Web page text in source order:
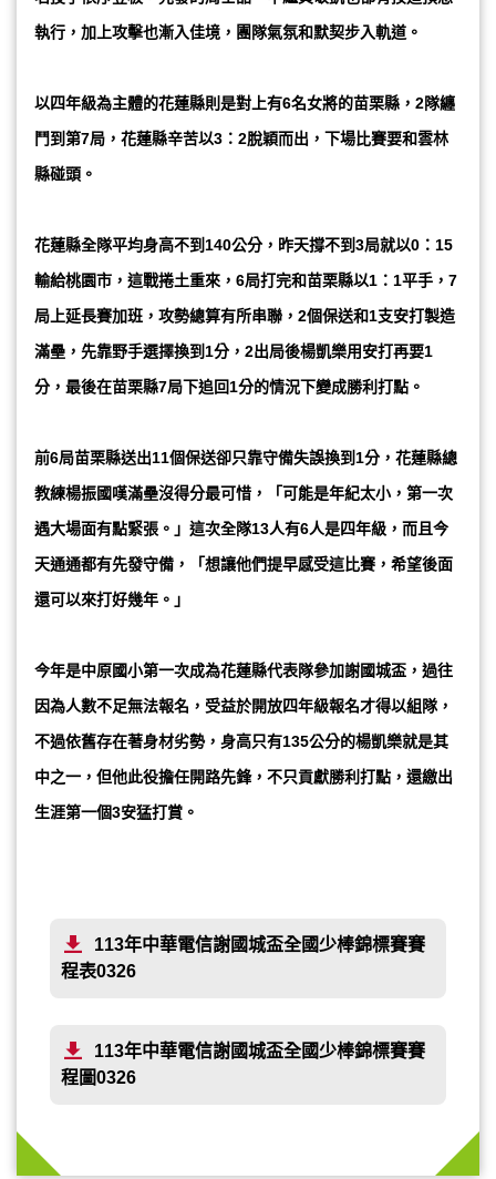
執行，加上攻擊也漸入佳境，團隊氣氛和默契步入軌道。
以四年級為主體的花蓮縣則是對上有6名女將的苗栗縣，2隊纏
鬥到第7局，花蓮縣辛苦以3：2脫穎而出，下場比賽要和雲林
縣碰頭。
花蓮縣全隊平均身高不到140公分，昨天撐不到3局就以0：15
輸給桃園市，這戰捲土重來，6局打完和苗栗縣以1：1平手，7
局上延長賽加班，攻勢總算有所串聯，2個保送和1支安打製造
滿壘，先靠野手選擇換到1分，2出局後楊凱樂用安打再要1
分，最後在苗栗縣7局下追回1分的情況下變成勝利打點。
前6局苗栗縣送出11個保送卻只靠守備失誤換到1分，花蓮縣總
教練楊振國嘆滿壘沒得分最可惜，「可能是年紀太小，第一次
遇大場面有點緊張。」這次全隊13人有6人是四年級，而且今
天通通都有先發守備，「想讓他們提早感受這比賽，希望後面
還可以來打好幾年。」
今年是中原國小第一次成為花蓮縣代表隊參加謝國城盃，過往
因為人數不足無法報名，受益於開放四年級報名才得以組隊，
不過依舊存在著身材劣勢，身高只有135公分的楊凱樂就是其
中之一，但他此役擔任開路先鋒，不只貢獻勝利打點，還繳出
生涯第一個3安猛打賞。
113年中華電信謝國城盃全國少棒錦標賽賽
程表0326
113年中華電信謝國城盃全國少棒錦標賽賽
程圖0326